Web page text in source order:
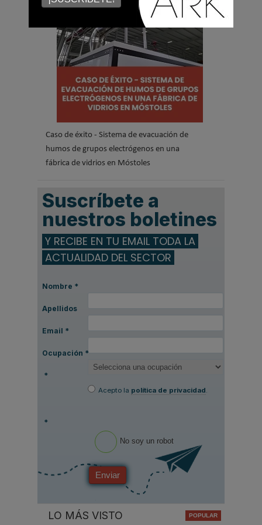
Caso de éxito - Sistema de evacuación de
humos de grupos electrógenos en una
fábrica de vidrios en Móstoles
Suscríbete a
nuestros boletines
Y RECIBE EN TU EMAIL TODA LA
ACTUALIDAD DEL SECTOR
Nombre *
Apellidos
Email *
Ocupación *
*
Acepto la política de privacidad.
*
No soy un robot
Enviar
LO MÁS VISTO